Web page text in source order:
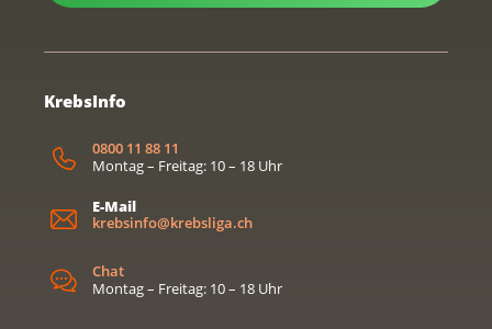
KrebsInfo
0800 11 88 11
Montag – Freitag: 10 – 18 Uhr
E-Mail
krebsinfo@krebsliga.ch
Chat
Montag – Freitag: 10 – 18 Uhr